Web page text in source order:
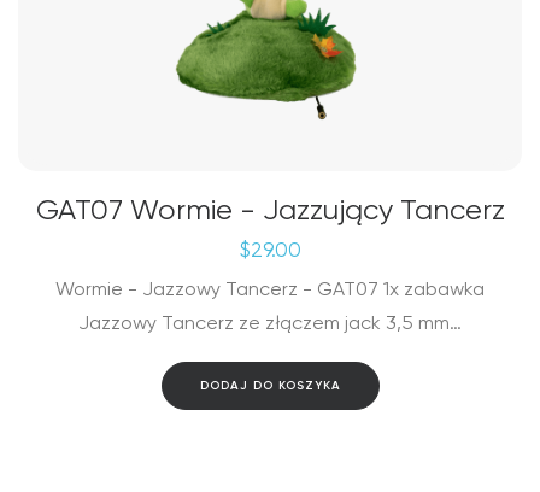
GAT07 Wormie - Jazzujący Tancerz
$29.00
Wormie - Jazzowy Tancerz - GAT07 1x zabawka
Jazzowy Tancerz ze złączem jack 3,5 mm…
DODAJ DO KOSZYKA